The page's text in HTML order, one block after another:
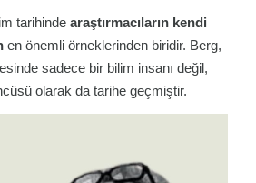
tarihinde araştırmacıların kendi
en önemli örneklerinden biridir. Berg,
sadece bir bilim insanı değil,
olarak da tarihe geçmiştir.